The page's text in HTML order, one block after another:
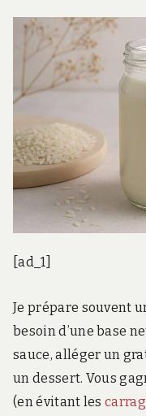
[ad_1]
Je prépare souvent
besoin d’une base
sauce, alléger un
un dessert. Vous
(en évitant les